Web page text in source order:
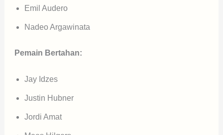
Emil Audero
Nadeo Argawinata
Pemain Bertahan:
Jay Idzes
Justin Hubner
Jordi Amat